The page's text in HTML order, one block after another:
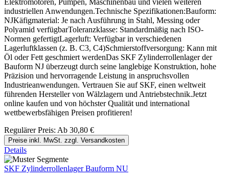
Elektromotoren, Pumpen, Maschinenbau und vielen weiteren
industriellen Anwendungen.Technische Spezifikationen:Bauform:
NJKäfigmaterial: Je nach Ausführung in Stahl, Messing oder
Polyamid verfügbarToleranzklasse: Standardmäßig nach ISO-
Normen gefertigtLagerluft: Verfügbar in verschiedenen
Lagerluftklassen (z. B. C3, C4)Schmierstoffversorgung: Kann mit
Öl oder Fett geschmiert werdenDas SKF Zylinderrollenlager der
Bauform NJ überzeugt durch seine langlebige Konstruktion, hohe
Präzision und hervorragende Leistung in anspruchsvollen
Industrieanwendungen. Vertrauen Sie auf SKF, einen weltweit
führenden Hersteller von Wälzlagern und Antriebstechnik.Jetzt
online kaufen und von höchster Qualität und international
wettbewerbsfähigen Preisen profitieren!
Regulärer Preis: Ab 30,80 €
Preise inkl. MwSt. zzgl. Versandkosten
Details
SKF Zylinderrollenlager Bauform NU